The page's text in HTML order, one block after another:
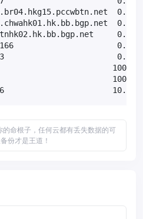
0.0%
0.0%
0.0%
0.0%
0.0%
100.0
100.0
10.0%
的命根子，任何云都有丢失数据的可
份才是王道！